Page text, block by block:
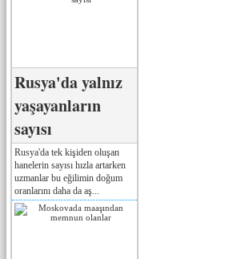
Rusya'da yalnız
yaşayanların
sayısı
Rusya'da tek kişiden oluşan
hanelerin sayısı hızla artarken
uzmanlar bu eğilimin doğum
oranlarını daha da aş...